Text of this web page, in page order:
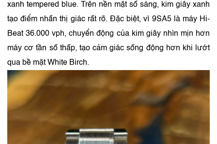
xanh tempered blue. Trên nền mặt số sáng, kim giây xanh
tạo điểm nhấn thị giác rất rõ. Đặc biệt, vì 9SA5 là máy Hi-
Beat 36.000 vph, chuyển động của kim giây nhìn mịn hơn
máy cơ tần số thấp, tạo cảm giác sống động hơn khi lướt
qua bề mặt White Birch.